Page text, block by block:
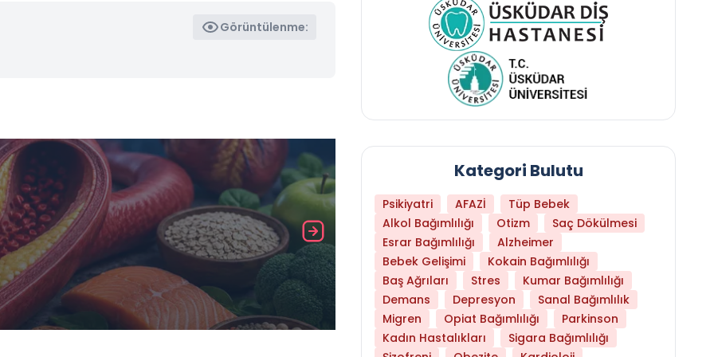
Görüntülenme:
Daha Az Protein Tüketmek Yaşlanmayı
Kategori Bulutu
Psikiyatri AFAZİ
Tüp Bebek
Alkol Bağımlılığı
Otizm
Saç Dökülmesi
Esrar Bağımlılığı
Alzheimer
Bebek Gelişimi
Kokain Bağımlılığı
Baş Ağrıları
Stres
Kumar Bağımlılığı
Demans
Depresyon
Sanal Bağımlılık
Migren
Opiat Bağımlılığı
Parkinson
Kadın Hastalıkları
Sigara Bağımlılığı